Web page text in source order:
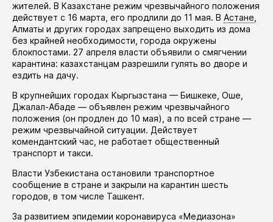
жителей. В Казахстане режим чрезвычайного положения
действует с 16 марта, его продлили до 11 мая. В Астане
Алматы и других городах запрещено выходить из дома
без крайней необходимости, города окружены
блокпостами. 27 апреля власти объявили о смягчении
карантина: казахстанцам разрешили гулять во дворе и
ездить на дачу.
В крупнейших городах Кыргызстана — Бишкеке, Оше,
Джалал-Абаде — объявлен режим чрезвычайного
положения (он продлен до 10 мая), а по всей стране —
режим чрезвычайной ситуации. Действует
комендантский час, не работает общественный
транспорт и такси.
Власти Узбекистана остановили транспортное
сообщение в стране и закрыли на карантин шесть
городов, в том числе Ташкент.
За развитием эпидемии коронавируса «Медиазона»